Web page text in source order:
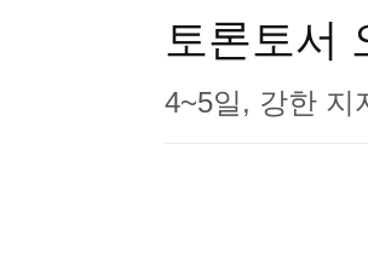
토론토서
4~5일, 강한 지